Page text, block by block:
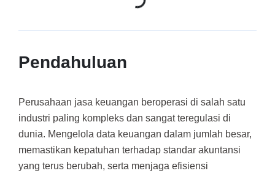
Pendahuluan
Perusahaan jasa keuangan beroperasi di salah satu
industri paling kompleks dan sangat teregulasi di
dunia. Mengelola data keuangan dalam jumlah besar,
memastikan kepatuhan terhadap standar akuntansi
yang terus berubah, serta menjaga efisiensi